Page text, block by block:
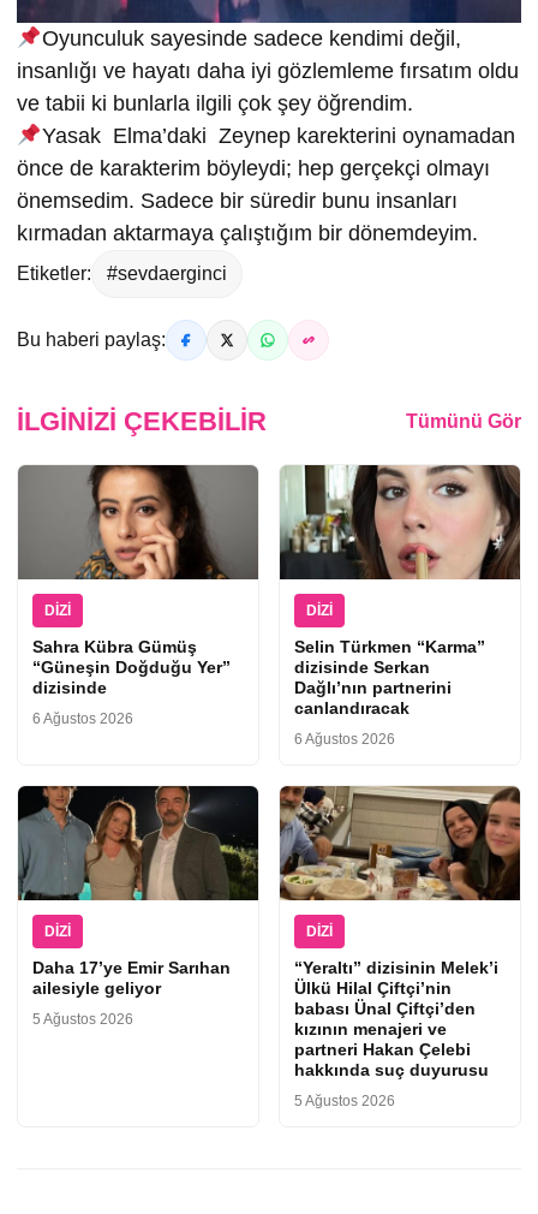
Oyunculuk sayesinde sadece kendimi değil,
insanlığı ve hayatı daha iyi gözlemleme fırsatım oldu
ve tabii ki bunlarla ilgili çok şey öğrendim.
⁠Yasak Elma’daki Zeynep karekterini oynamadan
önce de karakterim böyleydi; hep gerçekçi olmayı
önemsedim. Sadece bir süredir bunu insanları
kırmadan aktarmaya çalıştığım bir dönemdeyim.
Etiketler: #sevdaerginci
Bu haberi paylaş:
İLGINIZI ÇEKEBILIR Tümünü Gör
DIZI
Sahra Kübra Gümüş
“Güneşin Doğduğu Yer”
dizisinde
6 Ağustos 2026
DIZI
Selin Türkmen “Karma”
dizisinde Serkan
Dağlı’nın partnerini
canlandıracak
6 Ağustos 2026
DIZI
Daha 17’ye Emir Sarıhan
ailesiyle geliyor
5 Ağustos 2026
DIZI
“Yeraltı” dizisinin Melek’i
Ülkü Hilal Çiftçi’nin
babası Ünal Çiftçi’den
kızının menajeri ve
partneri Hakan Çelebi
hakkında suç duyurusu
5 Ağustos 2026